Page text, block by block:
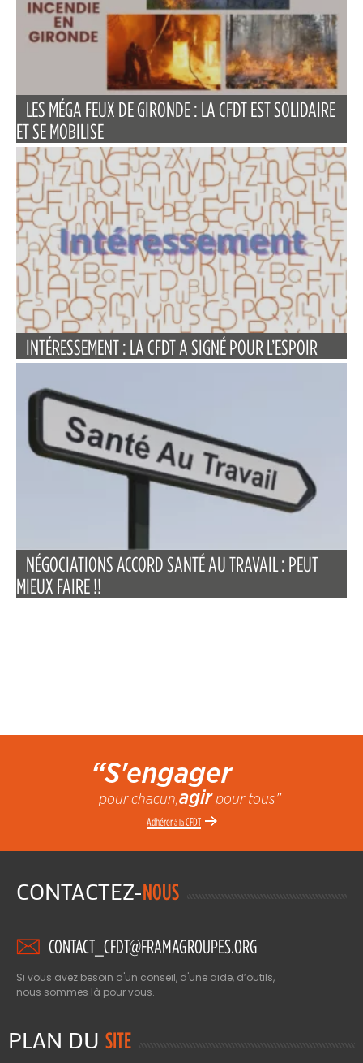
LES MÉGA FEUX DE GIRONDE : LA CFDT EST SOLIDAIRE
ET SE MOBILISE
INTÉRESSEMENT : LA CFDT A SIGNÉ POUR L’ESPOIR
NÉGOCIATIONS ACCORD SANTÉ AU TRAVAIL : PEUT
MIEUX FAIRE !!
“S'engager
pour chacun,agirpour tous”
Adhérerà laCFDT
CONTACTEZ-NOUS
CONTACT_CFDT@FRAMAGROUPES.ORG
Si vous avez besoin d'un conseil, d'une aide, d’outils,
nous sommes là pour vous.
PLAN DU SITE